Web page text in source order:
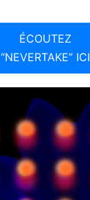
ÉCOUTEZ
“NEVERTAKE” ICI